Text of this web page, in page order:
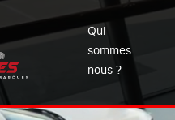
Qui
sommes
nous ?